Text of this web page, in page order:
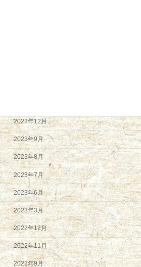
2023年12月
2023年9月
2023年8月
2023年7月
2023年6月
2023年3月
2022年12月
2022年11月
2022年9月